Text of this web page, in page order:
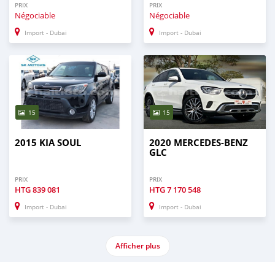
PRIX
Négociable
Import - Dubai
PRIX
Négociable
Import - Dubai
15
2015 KIA SOUL
PRIX
HTG839 081
Import - Dubai
15
2020 MERCEDES-BENZ
GLC
PRIX
HTG7 170 548
Import - Dubai
Afficher plus